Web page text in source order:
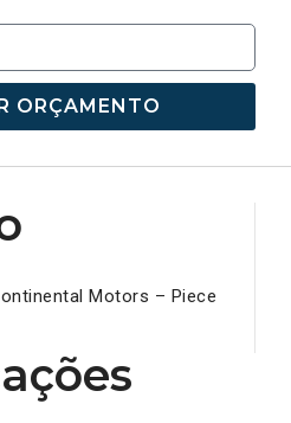
ORÇAMENTO
Motors – Piece